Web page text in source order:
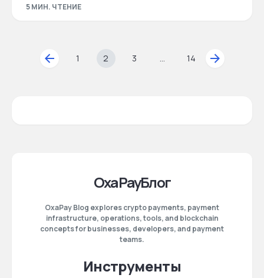
5 МИН. ЧТЕНИЕ
1 2 3 … 14
OxaPayБлог
OxaPay Blog explores crypto payments, payment
infrastructure, operations, tools, and blockchain
concepts for businesses, developers, and payment
teams.
Инструменты